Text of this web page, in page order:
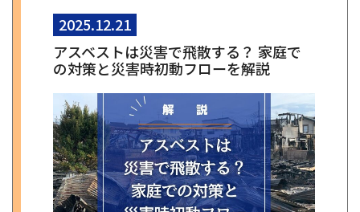
2025.12.21
アスベストは災害で飛散する？ 家庭で
の対策と災害時初動フローを解説